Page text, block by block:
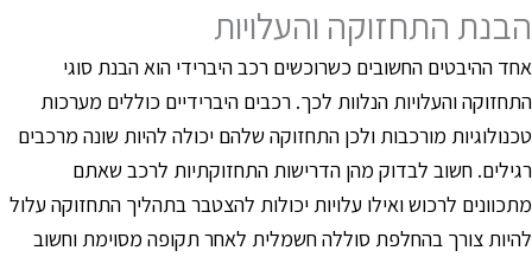
התחזוקה והעלויות
ההיבטים החשובים כשרוכשים רכב היברידי הוא הבנת סוגי
והעלויות הנלוות לכך. רכבים היברידיים כוללים מערכות
מורכבות ולכן התחזוקה שלהם יכולה להיות שונה מרכבים
חשוב לבדוק מהן הדרישות התחזוקתיות לרכב שאתם
לרכוש ואילו עלויות יכולות להצטבר בתהליך התחזוקה עלול
צורך בהחלפת סוללה חשמלית לאחר תקופה מסוימת וחשוב